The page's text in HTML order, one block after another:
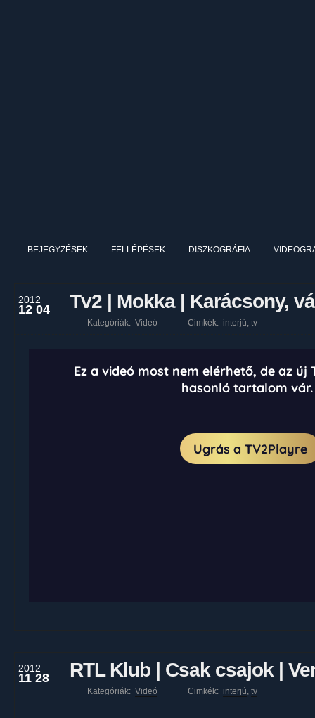
BEJEGYZÉSEK FELLÉPÉSEK DISZKOGRÁFIA
2012
12 04 Tv2 | Mokka | Karácsony,
Kategóriák: Videó Cimkék: interjú, tv
2012
11 28 RTL Klub | Csak csajok |
Kategóriák: Videó Cimkék: interjú, tv